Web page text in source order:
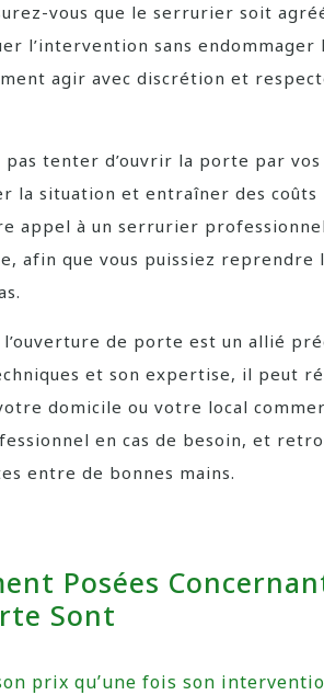
vous que le serrurier soit
l’intervention sans endommager
agir avec discrétion et
pas tenter d’ouvrir la porte par vos
la situation et entraîner des coûts
appel à un serrurier
afin que vous puissiez reprendre
de porte est un allié
et son expertise, il peut
domicile ou votre local
en cas de besoin, et
entre de bonnes mains.
Posées
Sont
prix qu’une fois son